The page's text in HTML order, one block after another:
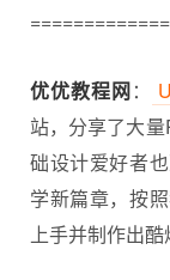
优优教程网：
站，分享了大
础设计爱好者
学新篇章，按
上手并制作出酷